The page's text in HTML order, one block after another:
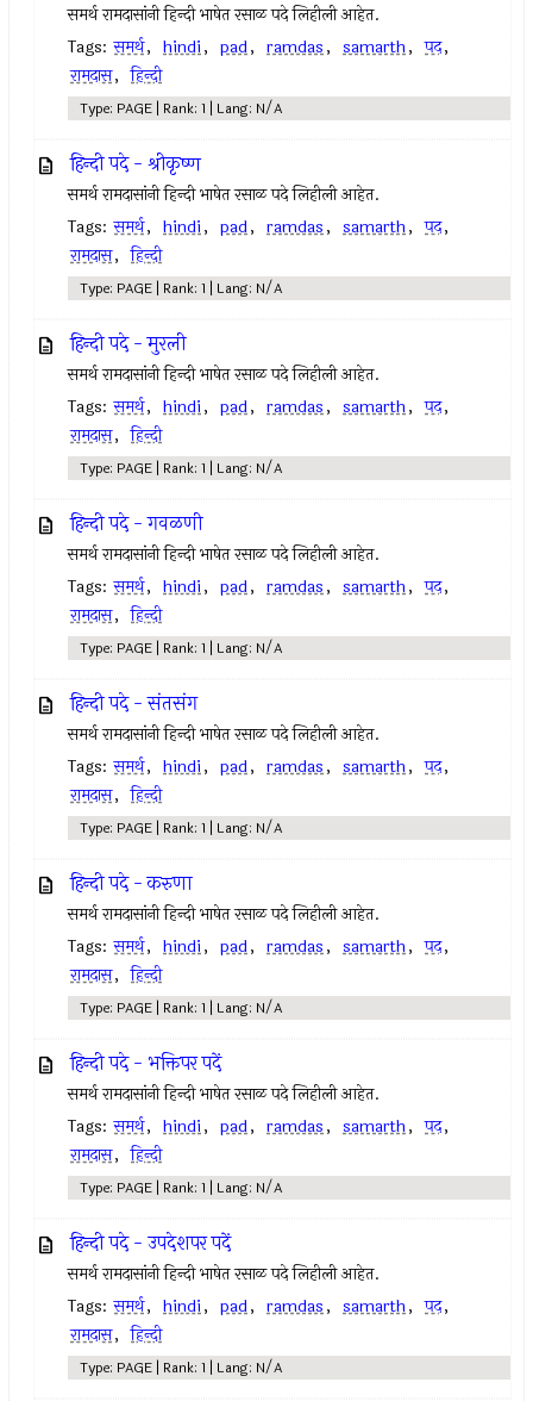
समर्थ रामदासांनी हिन्दी भाषेत रसाळ पदे लिहीली आहेत.
Tags: समर्थ, hindi, pad, ramdas, samarth, पद,
रामदास, हिन्दी
Type: PAGE | Rank: 1 | Lang: N/A
हिन्दी पदे - श्रीकृष्ण
समर्थ रामदासांनी हिन्दी भाषेत रसाळ पदे लिहीली आहेत.
Tags: समर्थ, hindi, pad, ramdas, samarth, पद,
रामदास, हिन्दी
Type: PAGE | Rank: 1 | Lang: N/A
हिन्दी पदे - मुरली
समर्थ रामदासांनी हिन्दी भाषेत रसाळ पदे लिहीली आहेत.
Tags: समर्थ, hindi, pad, ramdas, samarth, पद,
रामदास, हिन्दी
Type: PAGE | Rank: 1 | Lang: N/A
हिन्दी पदे - गवळणी
समर्थ रामदासांनी हिन्दी भाषेत रसाळ पदे लिहीली आहेत.
Tags: समर्थ, hindi, pad, ramdas, samarth, पद,
रामदास, हिन्दी
Type: PAGE | Rank: 1 | Lang: N/A
हिन्दी पदे - संतसंग
समर्थ रामदासांनी हिन्दी भाषेत रसाळ पदे लिहीली आहेत.
Tags: समर्थ, hindi, pad, ramdas, samarth, पद,
रामदास, हिन्दी
Type: PAGE | Rank: 1 | Lang: N/A
हिन्दी पदे - करुणा
समर्थ रामदासांनी हिन्दी भाषेत रसाळ पदे लिहीली आहेत.
Tags: समर्थ, hindi, pad, ramdas, samarth, पद,
रामदास, हिन्दी
Type: PAGE | Rank: 1 | Lang: N/A
हिन्दी पदे - भक्तिपर पदें
समर्थ रामदासांनी हिन्दी भाषेत रसाळ पदे लिहीली आहेत.
Tags: समर्थ, hindi, pad, ramdas, samarth, पद,
रामदास, हिन्दी
Type: PAGE | Rank: 1 | Lang: N/A
हिन्दी पदे - उपदेशपर पदें
समर्थ रामदासांनी हिन्दी भाषेत रसाळ पदे लिहीली आहेत.
Tags: समर्थ, hindi, pad, ramdas, samarth, पद,
रामदास, हिन्दी
Type: PAGE | Rank: 1 | Lang: N/A